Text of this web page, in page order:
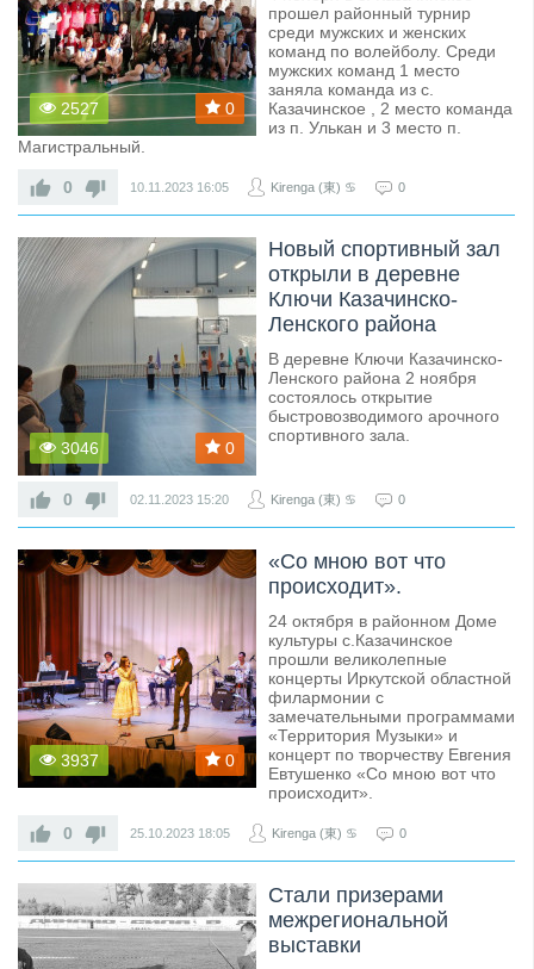
2527 0
прошел районный турнир
среди мужских и женских
команд по волейболу. Среди
мужских команд 1 место
заняла команда из с.
Казачинское , 2 место команда
из п. Улькан и 3 место п.
Магистральный.
0 10.11.2023 16:05 Kirenga (東) ♋ 0
3046 0
Новый спортивный зал
открыли в деревне
Ключи Казачинско-
Ленского района
В деревне Ключи Казачинско-
Ленского района 2 ноября
состоялось открытие
быстровозводимого арочного
спортивного зала.
0 02.11.2023 15:20 Kirenga (東) ♋ 0
3937 0
«Со мною вот что
происходит».
24 октября в районном Доме
культуры с.Казачинское
прошли великолепные
концерты Иркутской областной
филармонии с
замечательными программами
«Территория Музыки» и
концерт по творчеству Евгения
Евтушенко «Со мною вот что
происходит».
0 25.10.2023 18:05 Kirenga (東) ♋ 0
Стали призерами
межрегиональной
выставки